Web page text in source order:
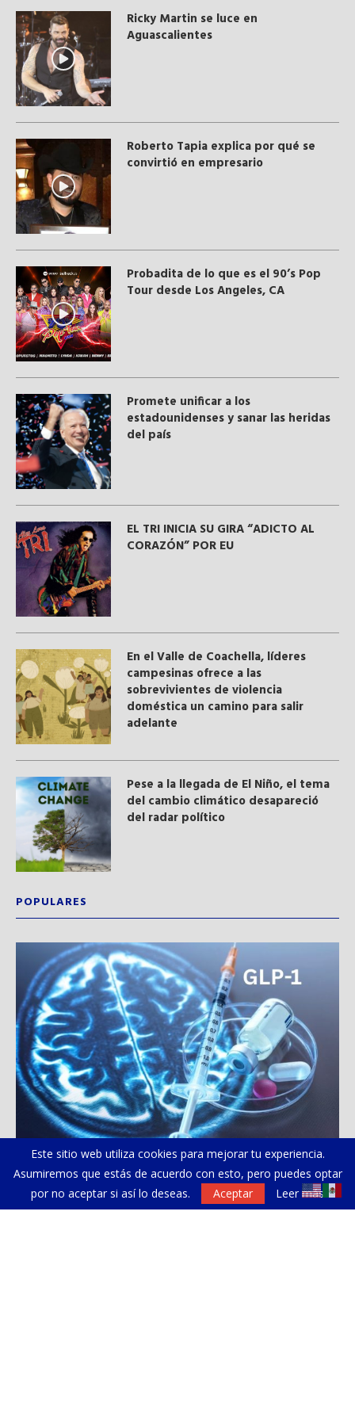
Ricky Martin se luce en
Aguascalientes
Roberto Tapia explica por qué se
convirtió en empresario
Probadita de lo que es el 90’s Pop
Tour desde Los Angeles, CA
Promete unificar a los
estadounidenses y sanar las heridas
del país
EL TRI INICIA SU GIRA “ADICTO AL
CORAZÓN” POR EU
En el Valle de Coachella, líderes
campesinas ofrece a las
sobrevivientes de violencia
doméstica un camino para salir
adelante
Pese a la llegada de El Niño, el tema
del cambio climático desapareció
del radar político
POPULARES
La verdad detrás de Ozempic
Este sitio web utiliza cookies para mejorar tu experiencia.
Asumiremos que estás de acuerdo con esto, pero puedes optar
por no aceptar si así lo deseas.
Aceptar Leer más